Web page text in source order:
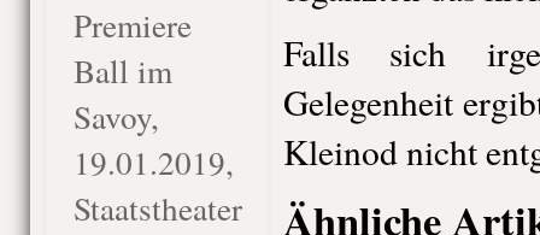
Premiere
Ball im
Savoy,
19.01.2019,
Staatstheater
Falls sich
Gelegenheit
Kleinod nicht
Ähnliche